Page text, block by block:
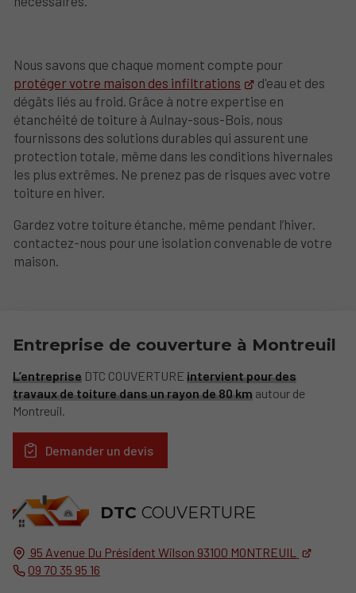
Nous savons que chaque moment compte pour
protéger votre maison des infiltrations
d'eau et des
dégâts liés au froid. Grâce à notre expertise en
étanchéité de toiture à Aulnay-sous-Bois, nous
fournissons des solutions durables qui assurent une
protection totale, même dans les conditions hivernales
les plus extrêmes. Ne prenez pas de risques avec votre
toiture en hiver.
Gardez votre toiture étanche, même pendant l’hiver.
contactez-nous pour une isolation convenable de votre
maison.
DTC COUVERTURE
95 Avenue Du Président Wilson 93100 MONTREUIL
09 70 35 95 16
Entreprise de couverture à Montreuil
L’entreprise DTC COUVERTURE intervient pour des
travaux de toiture dans un rayon de 80 km autour de
Montreuil.
Demander un devis